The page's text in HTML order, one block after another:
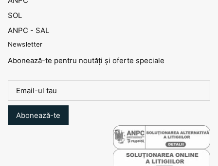
SOL
ANPC - SAL
Newsletter
Abonează-te pentru noutăți și oferte speciale
Abonează-te